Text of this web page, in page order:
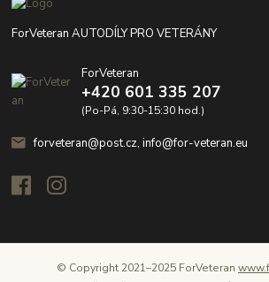
ForVeteran AUTODÍLY PRO VETERÁNY
ForVeteran
+420 601 335 207
(Po-Pá, 9:30-15:30 hod.)
forveteran@post.cz, info@for-veteran.eu
© Copyright 2021–2025 ForVeteran